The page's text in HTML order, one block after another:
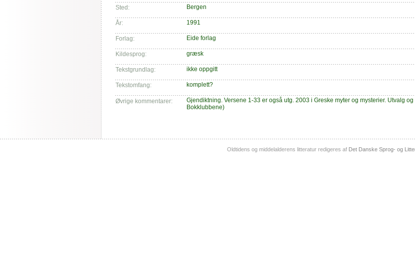
Sted: Bergen
År: 1991
Forlag: Eide forlag
Kildesprog: græsk
Tekstgrundlag: ikke oppgitt
Tekstomfang: komplett?
Øvrige kommentarer:
Gjendiktning. Versene 1-33 er også utg. 2003 i Greske myter og mysterier. Utvalg
Bokklubbene)
Oldtidens og middelalderens litteratur redigeres af Det Danske Sprog- og